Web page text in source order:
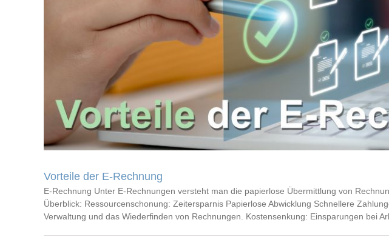
Vorteile der E-Rechnung
E-Rechnung Unter E-Rechnungen versteht man die papierlose Übermittlung von
Überblick: Ressourcenschonung: Zeitersparnis Papierlose Abwicklung Schnellere
Verwaltung und das Wiederfinden von Rechnungen. Kostensenkung: Einsparungen bei